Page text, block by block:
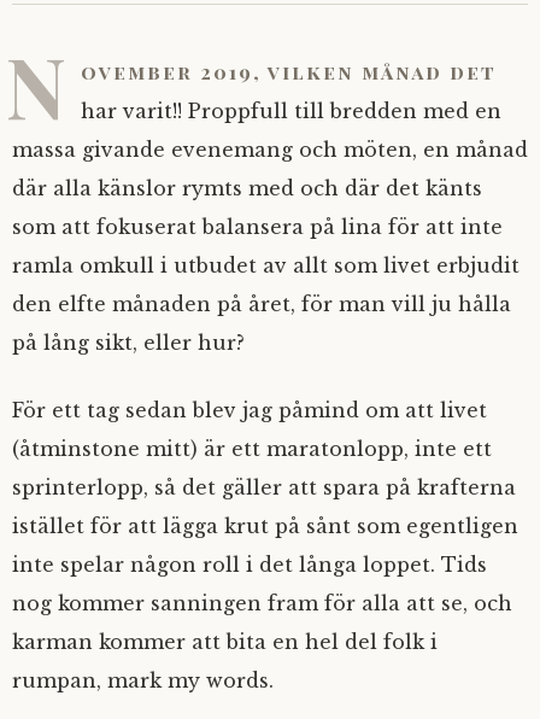
N ovember 2019, vilken månad det
har varit!! Proppfull till bredden med en
massa givande evenemang och möten, en månad
där alla känslor rymts med och där det känts
som att fokuserat balansera på lina för att inte
ramla omkull i utbudet av allt som livet erbjudit
den elfte månaden på året, för man vill ju hålla
på lång sikt, eller hur?
För ett tag sedan blev jag påmind om att livet
(åtminstone mitt) är ett maratonlopp, inte ett
sprinterlopp, så det gäller att spara på krafterna
istället för att lägga krut på sånt som egentligen
inte spelar någon roll i det långa loppet. Tids
nog kommer sanningen fram för alla att se, och
karman kommer att bita en hel del folk i
rumpan, mark my words.